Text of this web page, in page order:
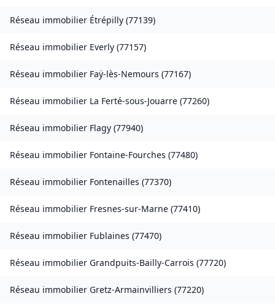
Réseau immobilier Étrépilly (77139)
Réseau immobilier Everly (77157)
Réseau immobilier Faÿ-lès-Nemours (77167)
Réseau immobilier La Ferté-sous-Jouarre (77260)
Réseau immobilier Flagy (77940)
Réseau immobilier Fontaine-Fourches (77480)
Réseau immobilier Fontenailles (77370)
Réseau immobilier Fresnes-sur-Marne (77410)
Réseau immobilier Fublaines (77470)
Réseau immobilier Grandpuits-Bailly-Carrois (77720)
Réseau immobilier Gretz-Armainvilliers (77220)